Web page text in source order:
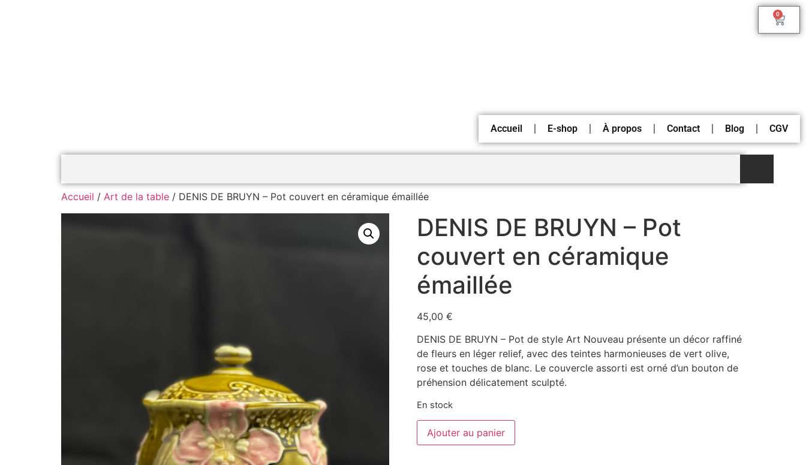
0
Accueil E-shop À propos Contact Blog CGV
Accueil / Art de la table / DENIS DE BRUYN – Pot couvert en céramique émaillée
DENIS DE BRUYN – Pot
couvert en céramique
émaillée
45,00 €
DENIS DE BRUYN – Pot de style Art Nouveau présente un décor raffiné
de fleurs en léger relief, avec des teintes harmonieuses de vert olive,
rose et touches de blanc. Le couvercle assorti est orné d’un bouton de
préhension délicatement sculpté.
En stock
Ajouter au panier